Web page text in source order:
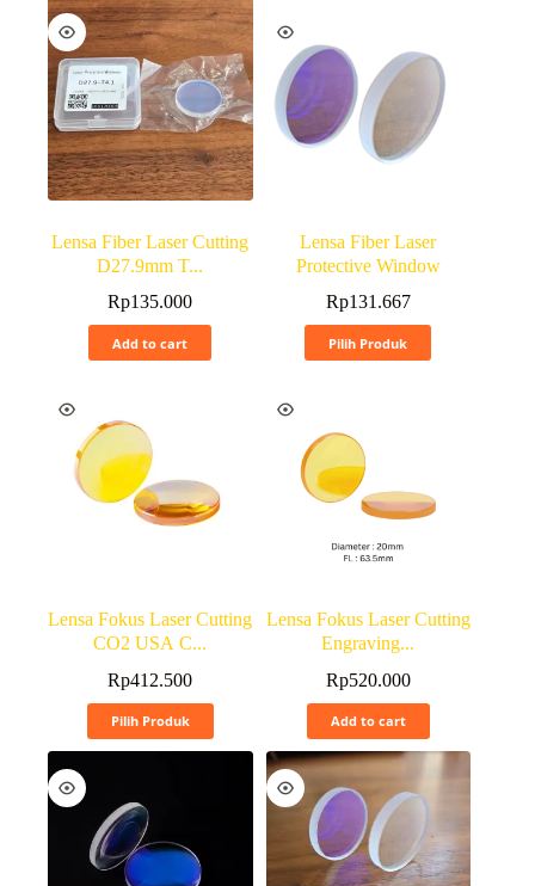
Lensa Fiber Laser Cutting
D27.9mm T...
Rp135.000
Add to cart
Lensa Fiber Laser
Protective Window
Rp131.667
Pilih Produk
Lensa Fokus Laser Cutting
CO2 USA C...
Rp412.500
Pilih Produk
Lensa Fokus Laser Cutting
Engraving...
Rp520.000
Add to cart